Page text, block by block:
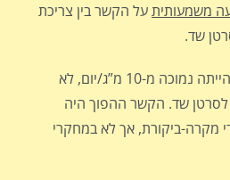
משמעותיתעל הקשר בין צריכת
שד.
כאשר צריכת איזופלבונים הייתה נמוכה מ-10 מ”ג/יום, לא
לסרטן שד. הקשר ההפוך היה
מקרה-ביקורת, אך לא במחקרי